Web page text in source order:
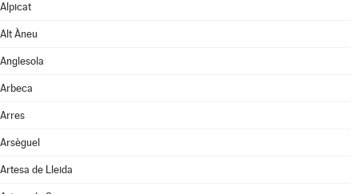
Alpicat
Alt Àneu
Anglesola
Arbeca
Arres
Arsèguel
Artesa de Lleida